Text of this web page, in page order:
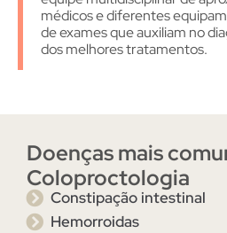
médicos e diferentes
de exames que auxiliam no
dos melhores tratamentos.
Doenças mais
Coloproctologia
Constipação intestinal
Hemorroidas